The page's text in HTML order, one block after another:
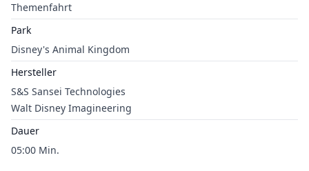
Themenfahrt
Park
Disney's Animal Kingdom
Hersteller
S&S Sansei Technologies
Walt Disney Imagineering
Dauer
05:00 Min.